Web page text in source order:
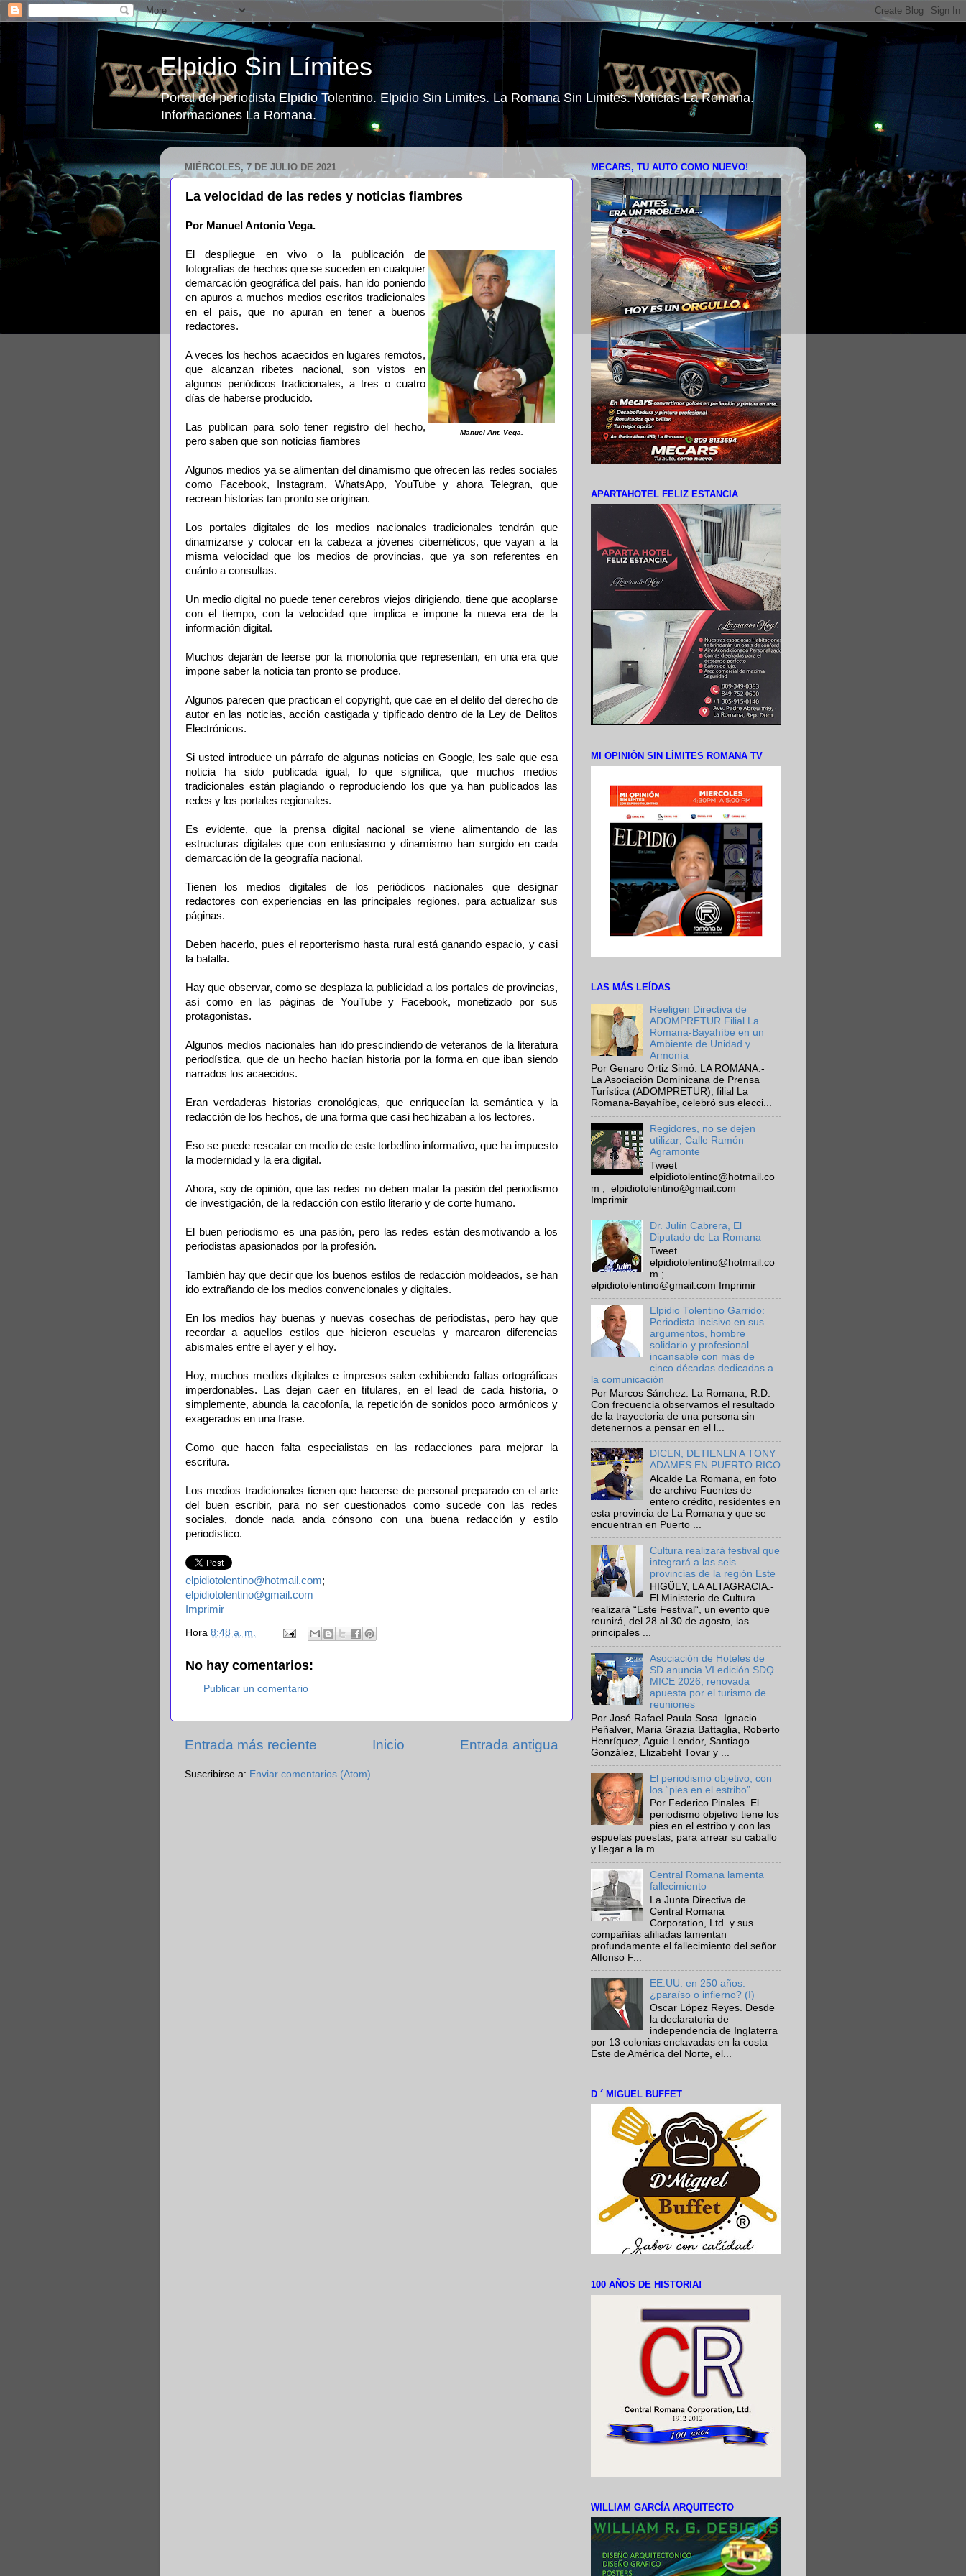
Elpidio Sin Límites
Portal del periodista Elpidio Tolentino. Elpidio Sin Limites. La Romana Sin Limites. Noticias La Romana.
Informaciones La Romana.
MIÉRCOLES, 7 DE JULIO DE 2021
La velocidad de las redes y noticias fiambres
Por Manuel Antonio Vega.
Manuel Ant. Vega.
El despliegue en vivo o la publicación de
fotografías de hechos que se suceden en cualquier
demarcación geográfica del país, han ido poniendo
en apuros a muchos medios escritos tradicionales
en el país, que no apuran en tener a buenos
redactores.
A veces los hechos acaecidos en lugares remotos,
que alcanzan ribetes nacional, son vistos en
algunos periódicos tradicionales, a tres o cuatro
días de haberse producido.
Las publican para solo tener registro del hecho,
pero saben que son noticias fiambres
Algunos medios ya se alimentan del dinamismo que ofrecen las redes sociales
como Facebook, Instagram, WhatsApp, YouTube y ahora Telegran, que
recrean historias tan pronto se originan.
Los portales digitales de los medios nacionales tradicionales tendrán que
dinamizarse y colocar en la cabeza a jóvenes cibernéticos, que vayan a la
misma velocidad que los medios de provincias, que ya son referentes en
cuánto a consultas.
Un medio digital no puede tener cerebros viejos dirigiendo, tiene que acoplarse
con el tiempo, con la velocidad que implica e impone la nueva era de la
información digital.
Muchos dejarán de leerse por la monotonía que representan, en una era que
impone saber la noticia tan pronto se produce.
Algunos parecen que practican el copyright, que cae en el delito del derecho de
autor en las noticias, acción castigada y tipificado dentro de la Ley de Delitos
Electrónicos.
Si usted introduce un párrafo de algunas noticias en Google, les sale que esa
noticia ha sido publicada igual, lo que significa, que muchos medios
tradicionales están plagiando o reproduciendo los que ya han publicados las
redes y los portales regionales.
Es evidente, que la prensa digital nacional se viene alimentando de las
estructuras digitales que con entusiasmo y dinamismo han surgido en cada
demarcación de la geografía nacional.
Tienen los medios digitales de los periódicos nacionales que designar
redactores con experiencias en las principales regiones, para actualizar sus
páginas.
Deben hacerlo, pues el reporterismo hasta rural está ganando espacio, y casi
la batalla.
Hay que observar, como se desplaza la publicidad a los portales de provincias,
así como en las páginas de YouTube y Facebook, monetizado por sus
protagonistas.
Algunos medios nacionales han ido prescindiendo de veteranos de la literatura
periodística, que de un hecho hacían historia por la forma en que iban siendo
narrados los acaecidos.
Eran verdaderas historias cronológicas, que enriquecían la semántica y la
redacción de los hechos, de una forma que casi hechizaban a los lectores.
Eso se puede rescatar en medio de este torbellino informativo, que ha impuesto
la modernidad y la era digital.
Ahora, soy de opinión, que las redes no deben matar la pasión del periodismo
de investigación, de la redacción con estilo literario y de corte humano.
El buen periodismo es una pasión, pero las redes están desmotivando a los
periodistas apasionados por la profesión.
También hay que decir que los buenos estilos de redacción moldeados, se han
ido extrañando de los medios convencionales y digitales.
En los medios hay buenas y nuevas cosechas de periodistas, pero hay que
recordar a aquellos estilos que hicieron escuelas y marcaron diferencias
abismales entre el ayer y el hoy.
Hoy, muchos medios digitales e impresos salen exhibiendo faltas ortográficas
imperdonables. Las dejan caer en titulares, en el lead de cada historia, o
simplemente, abunda la cacofonía, la repetición de sonidos poco armónicos y
exagerados en una frase.
Como que hacen falta especialistas en las redacciones para mejorar la
escritura.
Los medios tradicionales tienen que hacerse de personal preparado en el arte
del buen escribir, para no ser cuestionados como sucede con las redes
sociales, donde nada anda cónsono con una buena redacción y estilo
periodístico.
elpidiotolentino@hotmail.com;
elpidiotolentino@gmail.com
Imprimir
Hora 8:48 a. m.
No hay comentarios:
Publicar un comentario
Entrada más reciente Entrada antigua
Inicio
Suscribirse a: Enviar comentarios (Atom)
MECARS, TU AUTO COMO NUEVO!
APARTAHOTEL FELIZ ESTANCIA
MI OPINIÓN SIN LÍMITES ROMANA TV
LAS MÁS LEÍDAS
Reeligen Directiva de
ADOMPRETUR Filial La
Romana-Bayahíbe en un
Ambiente de Unidad y
Armonía
Por Genaro Ortiz Simó. LA ROMANA.-
La Asociación Dominicana de Prensa
Turística (ADOMPRETUR), filial La
Romana-Bayahíbe, celebró sus elecci...
Regidores, no se dejen
utilizar; Calle Ramón
Agramonte
Tweet
elpidiotolentino@hotmail.co
m ; elpidiotolentino@gmail.com
Imprimir
Dr. Julín Cabrera, El
Diputado de La Romana
Tweet
elpidiotolentino@hotmail.co
m ;
elpidiotolentino@gmail.com Imprimir
Elpidio Tolentino Garrido:
Periodista incisivo en sus
argumentos, hombre
solidario y profesional
incansable con más de
cinco décadas dedicadas a
la comunicación
Por Marcos Sánchez. La Romana, R.D.—
Con frecuencia observamos el resultado
de la trayectoria de una persona sin
detenernos a pensar en el l...
DICEN, DETIENEN A TONY
ADAMES EN PUERTO RICO
Alcalde La Romana, en foto
de archivo Fuentes de
entero crédito, residentes en
esta provincia de La Romana y que se
encuentran en Puerto ...
Cultura realizará festival que
integrará a las seis
provincias de la región Este
HIGÜEY, LA ALTAGRACIA.-
El Ministerio de Cultura
realizará “Este Festival“, un evento que
reunirá, del 28 al 30 de agosto, las
principales ...
Asociación de Hoteles de
SD anuncia VI edición SDQ
MICE 2026, renovada
apuesta por el turismo de
reuniones
Por José Rafael Paula Sosa. Ignacio
Peñalver, Maria Grazia Battaglia, Roberto
Henríquez, Aguie Lendor, Santiago
González, Elizabeht Tovar y ...
El periodismo objetivo, con
los “pies en el estribo”
Por Federico Pinales. El
periodismo objetivo tiene los
pies en el estribo y con las
espuelas puestas, para arrear su caballo
y llegar a la m...
Central Romana lamenta
fallecimiento
La Junta Directiva de
Central Romana
Corporation, Ltd. y sus
compañías afiliadas lamentan
profundamente el fallecimiento del señor
Alfonso F...
EE.UU. en 250 años:
¿paraíso o infierno? (I)
Oscar López Reyes. Desde
la declaratoria de
independencia de Inglaterra
por 13 colonias enclavadas en la costa
Este de América del Norte, el...
D ´ MIGUEL BUFFET
100 AÑOS DE HISTORIA!
WILLIAM GARCÍA ARQUITECTO